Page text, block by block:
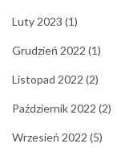
Luty 2023 (1)
Grudzień 2022 (1)
Listopad 2022 (2)
Październik 2022 (2)
Wrzesień 2022 (5)